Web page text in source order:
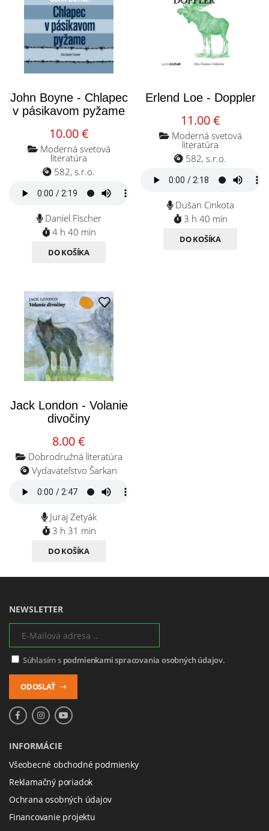
John Boyne - Chlapec
v pásikavom pyžame
10.00 €
Moderná svetová
literatúra
582, s.r.o.
Daniel Fischer
4 h 40 min
DO KOŠÍKA
Erlend Loe - Doppler
11.00 €
Moderná svetová
literatúra
582, s.r.o.
Dušan Cinkota
3 h 40 min
DO KOŠÍKA
Jack London - Volanie
divočiny
8.00 €
Dobrodružná literatúra
Vydavateľstvo Šarkan
Juraj Zetyák
3 h 31 min
DO KOŠÍKA
NEWSLETTER
Súhlasím s podmienkami spracovania osobných údajov.
ODOSLAŤ
INFORMÁCIE
Všeobecné obchodné podmienky
Reklamačný poriadok
Ochrana osobných údajov
Financovanie projektu